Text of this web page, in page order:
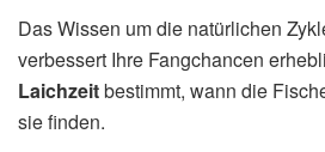
Das Wissen um die natürlichen
verbessert Ihre Fangchancen
Laichzeitbestimmt, wann die
sie finden.